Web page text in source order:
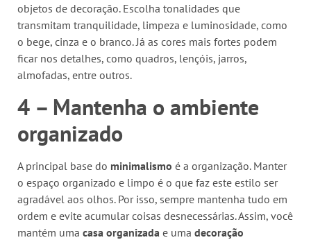
objetos de decoração. Escolha tonalidades que
transmitam tranquilidade, limpeza e luminosidade, como
o bege, cinza e o branco. Já as cores mais fortes podem
ficar nos detalhes, como quadros, lençóis, jarros,
almofadas, entre outros.
4 – Mantenha o ambiente
organizado
A principal base do minimalismo é a organização. Manter
o espaço organizado e limpo é o que faz este estilo ser
agradável aos olhos. Por isso, sempre mantenha tudo em
ordem e evite acumular coisas desnecessárias. Assim, você
mantém uma casa organizada e uma decoração